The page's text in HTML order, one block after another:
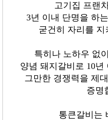
고기집 프랜
3년 이내 단명을 하
굳건히 자리를
특히나 노하우 없
양념 돼지갈비로 10년
그만한 경쟁력을 제
증명
통큰갈비는